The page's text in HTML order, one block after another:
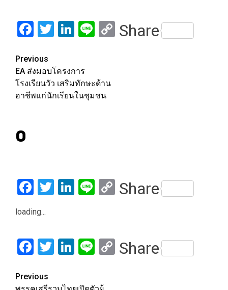
Facebook
Twitter
LinkedIn
LineCopy
Share
Post
navigation
Previous
EA ส่งมอบโครงการ
โรงเรียนวัว เสริมทักษะด้าน
อาชีพแก่นักเรียนในชุมชน
0
Facebook
Twitter
LinkedIn
LineCopy
Share
loading...
Facebook
Twitter
LinkedIn
LineCopy
Share
Post
Previous